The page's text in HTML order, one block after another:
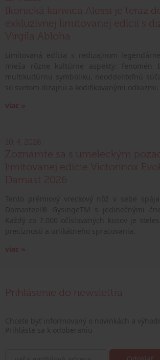
Ikonická kanvica Alessi je teraz
exkluzívnej limitovanej edícii s
Virgila Abloha
viac »
10. 4. 2026
Zoznámte sa s umeleckým
limitovanej edície Victorinox
Damast 2026
viac »
Prihlásenie do newslettra